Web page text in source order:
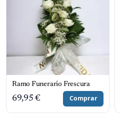
Ramo Funerario Frescura
69,95 € Comprar